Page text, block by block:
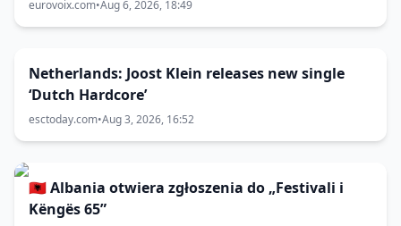
eurovoix.com•Aug 6, 2026, 18:49
Netherlands: Joost Klein releases new single
‘Dutch Hardcore’
esctoday.com•Aug 3, 2026, 16:52
🇦🇱 Albania otwiera zgłoszenia do „Festivali i
Këngës 65”